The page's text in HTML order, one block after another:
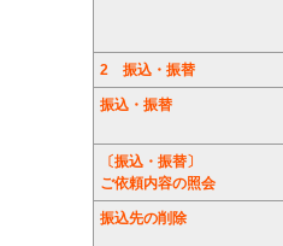
2 振込・振替
振込・振替
〔振込・振替〕
ご依頼内容の照会
振込先の削除